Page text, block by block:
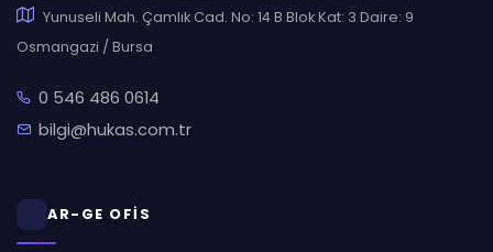
Yunuseli Mah. Çamlık Cad. No: 14 B Blok Kat: 3 Daire: 9
Osmangazi / Bursa
0 546 486 0614
bilgi@hukas.com.tr
AR-GE OFİS